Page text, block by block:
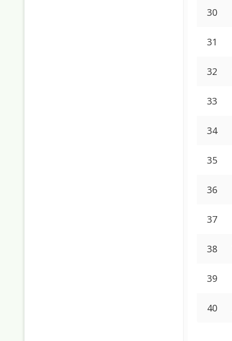
30
31
32
33
34
35
36
37
38
39
40